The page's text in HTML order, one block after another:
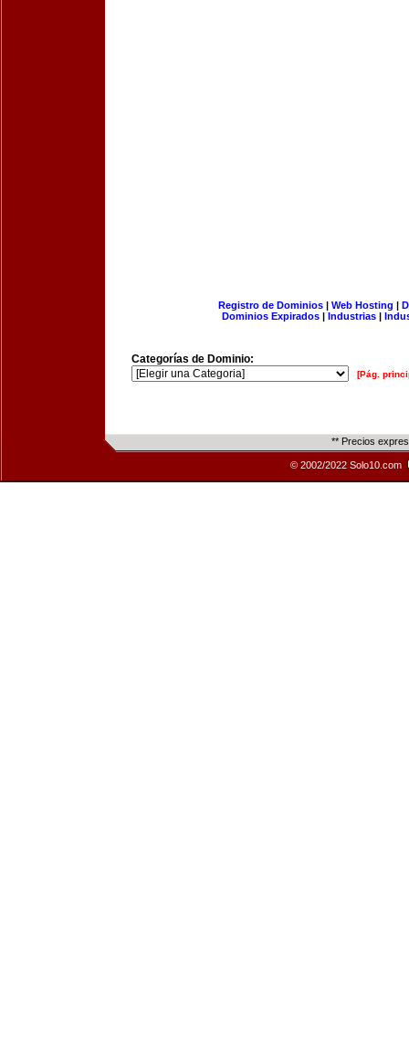
Registro de Dominios| Web Hosting |
Dominios Expirados | Industrias |
Categorías de Dominio:
[Pág.
** Precios
© 2002/2022 Solo10.com